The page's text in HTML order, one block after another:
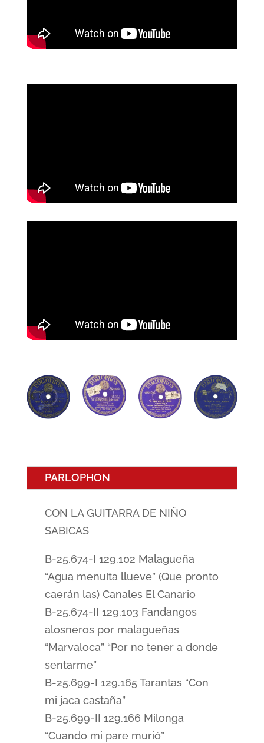
PARLOPHON
CON LA GUITARRA DE NIÑO
SABICAS
B-25.674-I 129.102 Malagueña
“Agua menuíta llueve” (Que pronto
caerán las) Canales El Canario
B-25.674-II 129.103 Fandangos
alosneros por malagueñas
“Marvaloca” “Por no tener a donde
sentarme”
B-25.699-I 129.165 Tarantas “Con
mi jaca castaña”
B-25.699-II 129.166 Milonga
“Cuando mi pare murió”